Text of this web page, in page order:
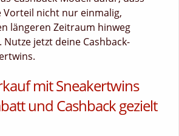
Vorteil nicht nur einmalig,
längeren Zeitraum hinweg
jetzt deine Cashback-
mit Sneakertwins
und Cashback gezielt